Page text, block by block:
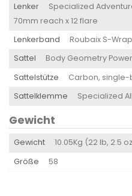
Lenker
Specialized
70mm reach x 12 flare
Lenkerband
Roubaix S-Wrap
Sattel
Body Geometry
Sattelstütze
Carbon, single-
Sattelklemme
Specialized
Gewicht
Gewicht
10.05Kg (22 lb, 2.5
Größe
58